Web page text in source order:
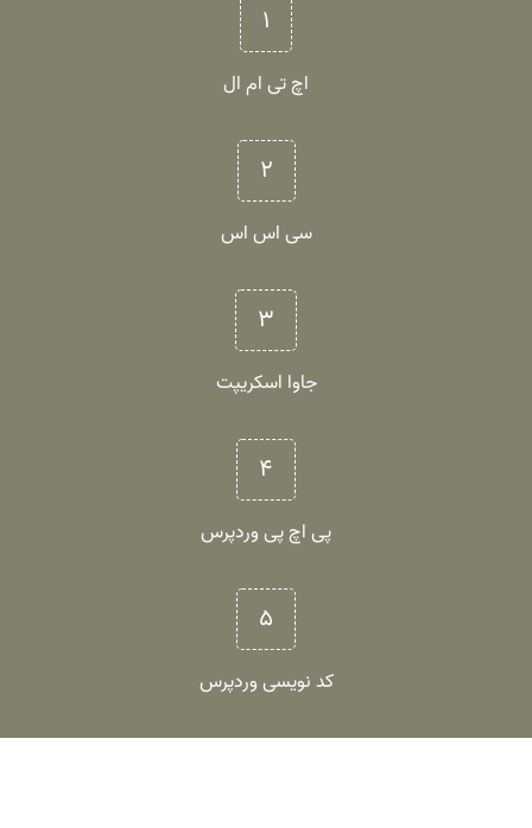
۱
اچ تی ام ال
۲
سی اس اس
۳
جاوا اسکریپت
۴
پی اچ پی وردپرس
۵
کد نویسی وردپرس